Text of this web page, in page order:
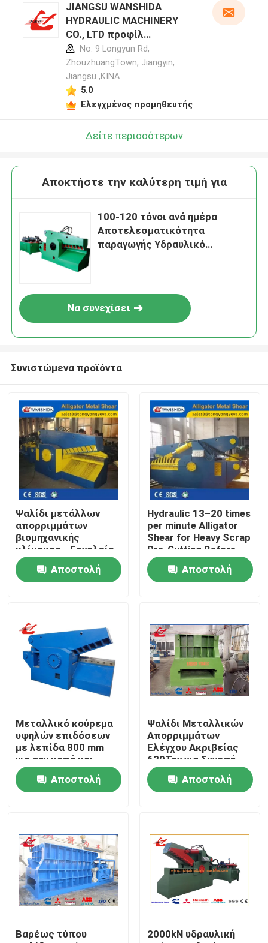
Προϊόντα
Σχετικά με εμάς
Έλεγχος ποιότητας
Επικοινωνήστε μαζί μας
Υποθέσεις
Ζητήστε μια προσφορά
Βιομηχανική μηχανή πρεσών
JIANGSU WANSHIDA
HYDRAULIC MACHINERY
CO., LTD προφίλ
κατασκευαστή
No. 9 Longyun Rd,
ZhouzhuangTown, Jiangyin,
Jiangsu ,ΚΙΝΑ
5.0
Ελεγχμένος προμηθευτής
Δείτε περισσότερων
Αποκτήστε την καλύτερη τιμή για
100-120 τόνοι ανά ημέρα
Αποτελεσματικότητα
παραγωγής Υδραυλικό
Να συνεχίσει
Συνιστώμενα προϊόντα
Ψαλίδι μετάλλων
απορριμμάτων
βιομηχανικής
κλίμακας - Εργαλείο
υψηλής απόδοσης για
την επεξεργασία
μετάλλων
Αποστολή
Hydraulic 13–20 times
per minute Alligator
Shear for Heavy Scrap
Pre-Cutting Before
Baling and Furnace
FeedingΑποστολή
Μεταλλικό κούρεμα
υψηλών επιδόσεων
με λεπίδα 800 mm
για την κοπή και
ανακύκλωση
απορριμμάτων
χάλυβα
Αποστολή
Ψαλίδι Μεταλλικών
Απορριμμάτων
Ελέγχου Ακριβείας
630Τον για Συνεπή
Παραγωγή και
Αποτελεσματικότητα
Κατάντη
Αποστολή
Βαρέως τύπου
2000kN υδραυλική